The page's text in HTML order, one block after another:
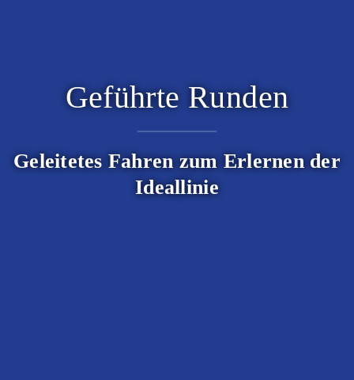
Geführte Runden
Geleitetes Fahren zum Erlernen der
Ideallinie